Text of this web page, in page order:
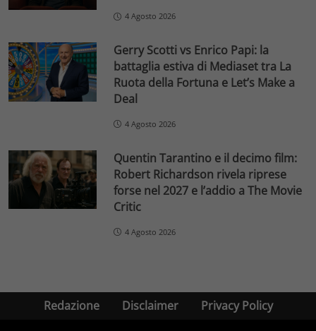
4 Agosto 2026
Gerry Scotti vs Enrico Papi: la
battaglia estiva di Mediaset tra La
Ruota della Fortuna e Let’s Make a
Deal
4 Agosto 2026
Quentin Tarantino e il decimo film:
Robert Richardson rivela riprese
forse nel 2027 e l’addio a The Movie
Critic
4 Agosto 2026
Redazione Disclaimer Privacy Policy